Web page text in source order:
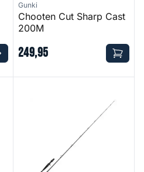
Gunki
Chooten Cut Sharp Cast
200M
249,95